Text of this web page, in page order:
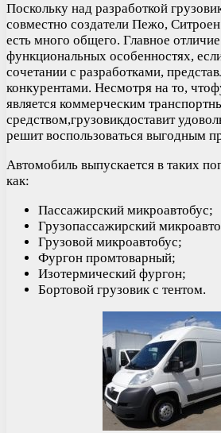
Поскольку над разработкой
совместно создатели Пежо,
есть много общего. Главное
функциональных особенностях,
сочетании с разработками,
конкурентами. Несмотря на то,
является коммерческим
средством,грузовикдоставит
решит воспользоваться выгодным
Автомобиль выпускается в таких
как:
Пассажирский микроавтобус;
Грузопассажирский
Грузовой микроавтобус;
Фургон промтоварный;
Изотермический фургон;
Бортовой грузовик с тентом.